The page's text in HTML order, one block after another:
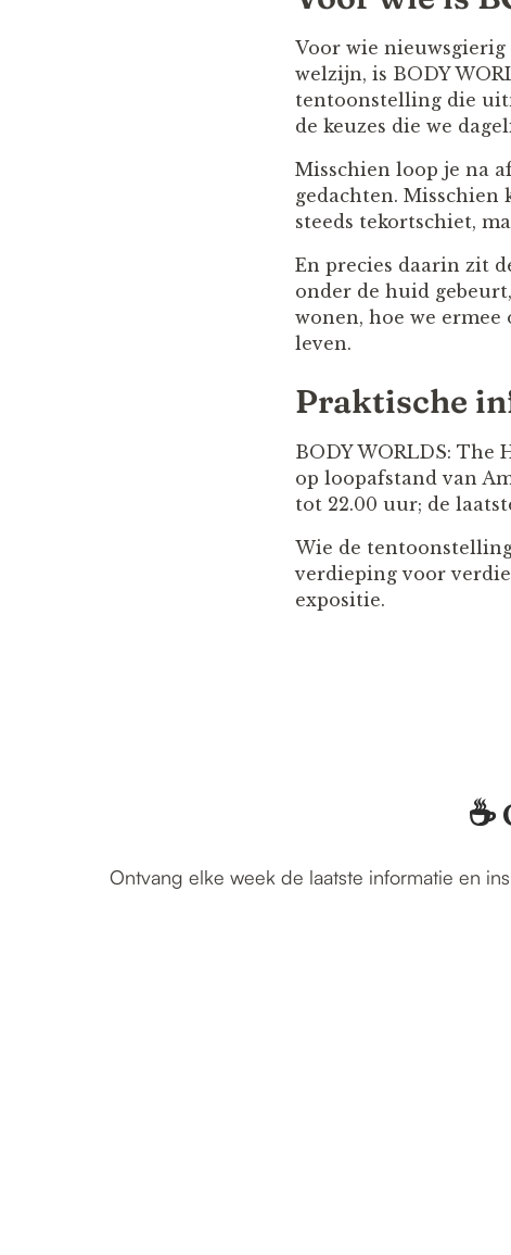
Voor wie
welzijn, is BODY
tentoonstelling die
de keuzes die we
Misschien loop je na
gedachten.
steeds tekortschiet,
En precies daarin zit
onder de huid
wonen, hoe we
leven.
Praktische
BODY WORLDS: The
op loopafstand van
tot 22.00 uur; de
Wie de
verdieping voor
expositie.
Ontvang elke week de laatste informatie en